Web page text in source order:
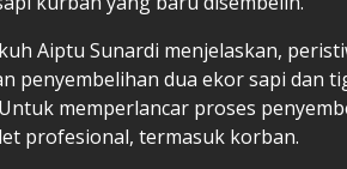
Aiptu Sunardi menjelaskan,
penyembelihan dua ekor sapi dan
memperlancar proses
profesional, termasuk korban.